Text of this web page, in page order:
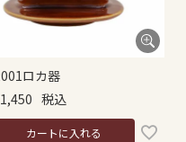
ロカ器
1,450 税込
カートに入れる